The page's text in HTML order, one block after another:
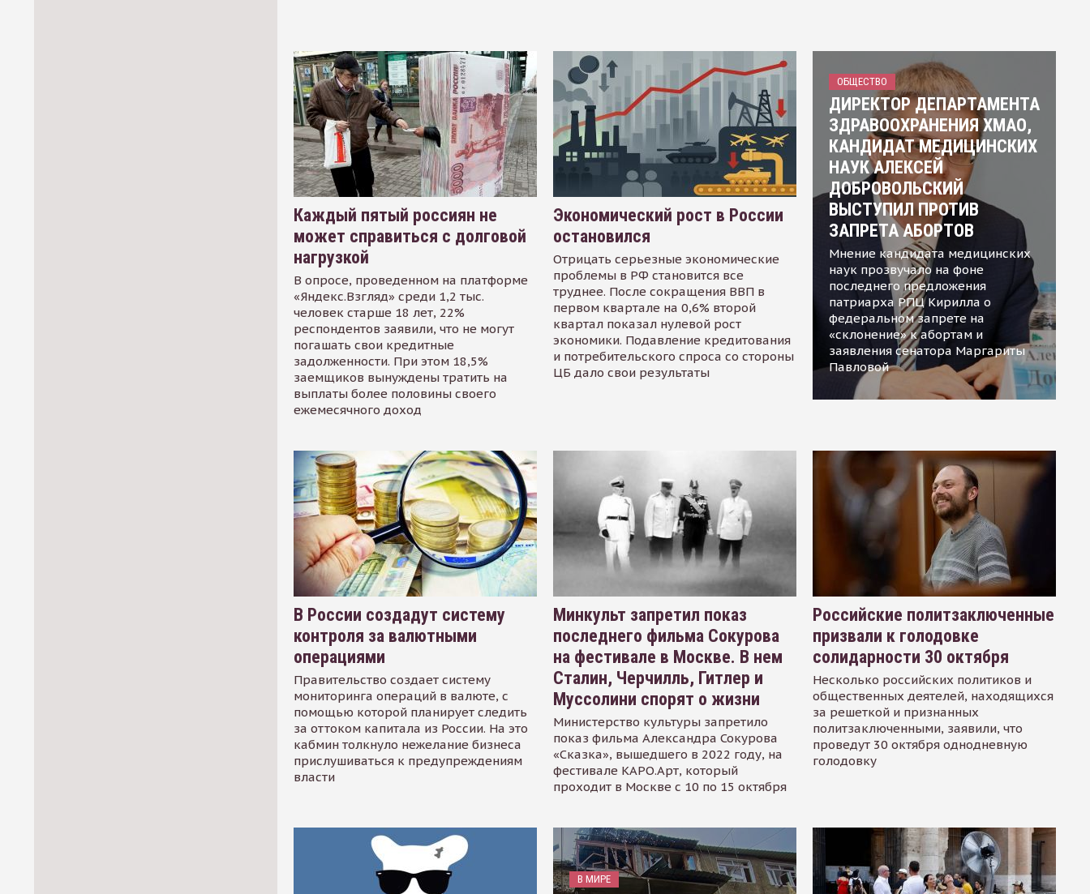
Каждый пятый россиян не
может справиться с долговой
нагрузкой
В опросе, проведенном на платформе
«Яндекс.Взгляд» среди 1,2 тыс.
человек старше 18 лет, 22%
респондентов заявили, что не могут
погашать свои кредитные
задолженности. При этом 18,5%
заемщиков вынуждены тратить на
выплаты более половины своего
ежемесячного доход
Экономический рост в России
остановился
Отрицать серьезные экономические
проблемы в РФ становится все
труднее. После сокращения ВВП в
первом квартале на 0,6% второй
квартал показал нулевой рост
экономики. Подавление кредитования
и потребительского спроса со стороны
ЦБ дало свои результаты
ОБЩЕСТВО
ДИРЕКТОР ДЕПАРТАМЕНТА
ЗДРАВООХРАНЕНИЯ ХМАО,
КАНДИДАТ МЕДИЦИНСКИХ
НАУК АЛЕКСЕЙ
ДОБРОВОЛЬСКИЙ
ВЫСТУПИЛ ПРОТИВ
ЗАПРЕТА АБОРТОВ
Мнение кандидата медицинских
наук прозвучало на фоне
последнего предложения
патриарха РПЦ Кирилла о
федеральном запрете на
«склонение» к абортам и
заявления сенатора Маргариты
Павловой
В России создадут систему
контроля за валютными
операциями
Правительство создает систему
мониторинга операций в валюте, с
помощью которой планирует следить
за оттоком капитала из России. На это
кабмин толкнуло нежелание бизнеса
прислушиваться к предупреждениям
власти
Минкульт запретил показ
последнего фильма Сокурова
на фестивале в Москве. В нем
Сталин, Черчилль, Гитлер и
Муссолини спорят о жизни
Министерство культуры запретило
показ фильма Александра Сокурова
«Сказка», вышедшего в 2022 году, на
фестивале КАРО.Арт, который
проходит в Москве с 10 по 15 октября
Российские политзаключенные
призвали к голодовке
солидарности 30 октября
Несколько российских политиков и
общественных деятелей, находящихся
за решеткой и признанных
политзаключенными, заявили, что
проведут 30 октября однодневную
голодовку
В МИРЕ